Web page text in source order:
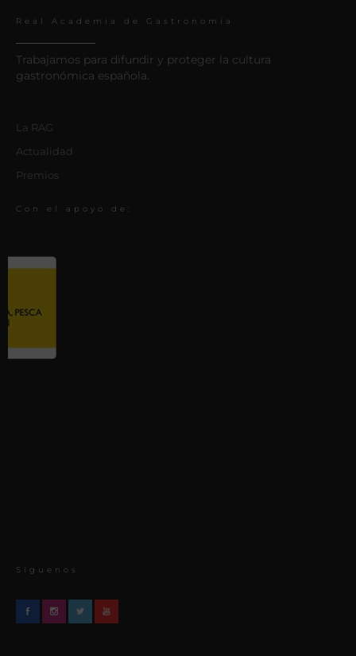
Real Academia de Gastronomía
Trabajamos para difundir y proteger la cultura
gastronómica española.
La RAG
Actualidad
Premios
Con el apoyo de:
Síguenos